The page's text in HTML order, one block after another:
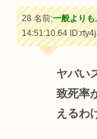
28 名前:一般より
14:51:10.64
ヤバい
致死率
えるわ